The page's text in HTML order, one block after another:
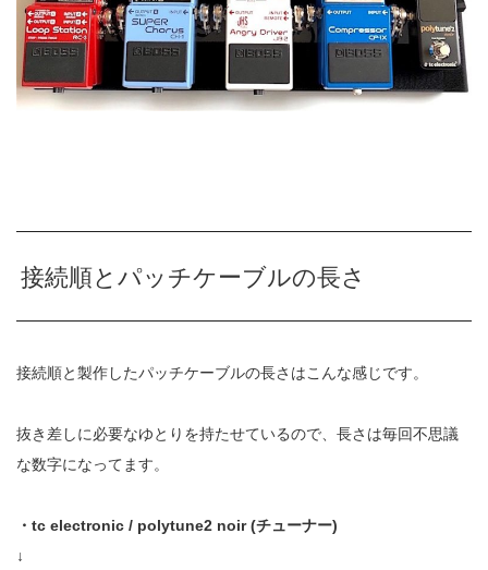
接続順とパッチケーブルの長さ
接続順と製作したパッチケーブルの長さはこんな感じです。
抜き差しに必要なゆとりを持たせているので、長さは毎回不思議
な数字になってます。
・tc electronic / polytune2 noir (チューナー)
↓